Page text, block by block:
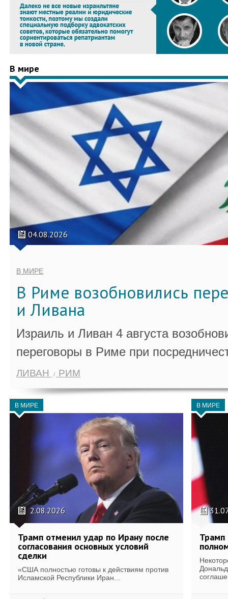
В мире
04.08.2026
В МИРЕ
В Риме возобновились
и Ливана
Израиль и Ливан 4 августа
переговоры в Риме при
ЛИВАН РИМ
В МИРЕ
2.08.2026
Трамп отменил удар по Ирану после
согласования основных условий
сделки
«США полностью готовы к действиям против
Исламской Республики Иран...
В МИРЕ
Трамп